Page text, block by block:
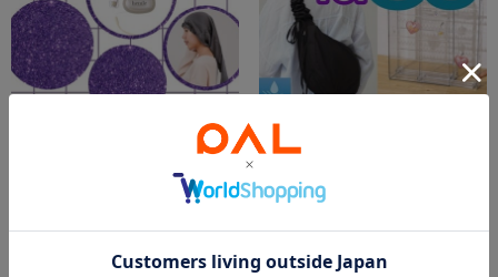
毎日の疲れを解消するアイテムたち🌝
3COINSシャポー小岩店
通販サイト人気ランキング50